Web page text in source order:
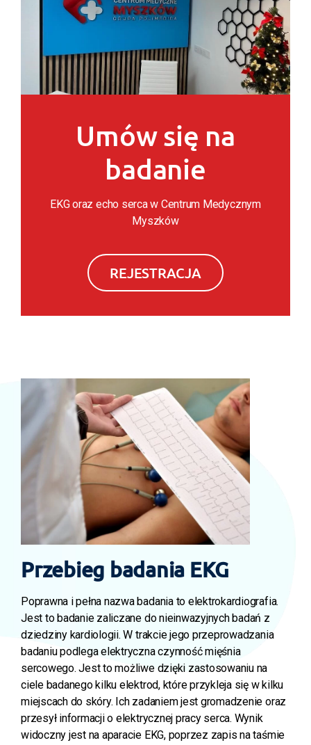
Umów się na
badanie
EKG oraz echo serca w Centrum Medycznym
Myszków
REJESTRACJA
Przebieg badania EKG
Poprawna i pełna nazwa badania to elektrokardiografia.
Jest to badanie zaliczane do nieinwazyjnych badań z
dziedziny kardiologii. W trakcie jego przeprowadzania
badaniu podlega elektryczna czynność mięśnia
sercowego. Jest to możliwe dzięki zastosowaniu na
ciele badanego kilku elektrod, które przykleja się w kilku
miejscach do skóry. Ich zadaniem jest gromadzenie oraz
przesył informacji o elektrycznej pracy serca. Wynik
widoczny jest na aparacie EKG, poprzez zapis na taśmie